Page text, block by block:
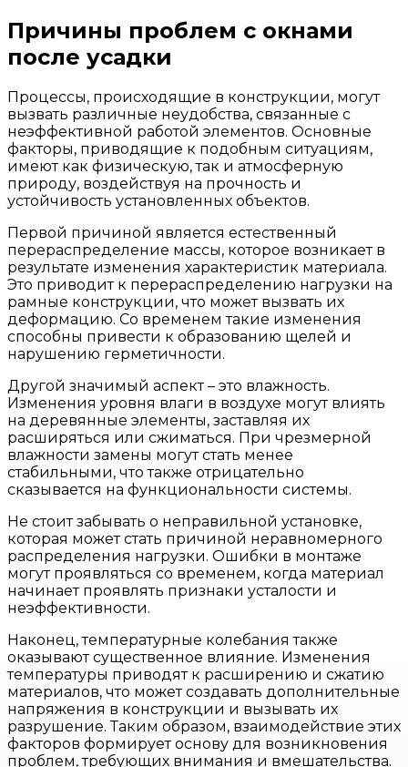
Причины проблем с окнами
после усадки
Процессы, происходящие в конструкции, могут
вызвать различные неудобства, связанные с
неэффективной работой элементов. Основные
факторы, приводящие к подобным ситуациям,
имеют как физическую, так и атмосферную
природу, воздействуя на прочность и
устойчивость установленных объектов.
Первой причиной является естественный
перераспределение массы, которое возникает в
результате изменения характеристик материала.
Это приводит к перераспределению нагрузки на
рамные конструкции, что может вызвать их
деформацию. Со временем такие изменения
способны привести к образованию щелей и
нарушению герметичности.
Другой значимый аспект – это влажность.
Изменения уровня влаги в воздухе могут влиять
на деревянные элементы, заставляя их
расширяться или сжиматься. При чрезмерной
влажности замены могут стать менее
стабильными, что также отрицательно
сказывается на функциональности системы.
Не стоит забывать о неправильной установке,
которая может стать причиной неравномерного
распределения нагрузки. Ошибки в монтаже
могут проявляться со временем, когда материал
начинает проявлять признаки усталости и
неэффективности.
Наконец, температурные колебания также
оказывают существенное влияние. Изменения
температуры приводят к расширению и сжатию
материалов, что может создавать дополнительные
напряжения в конструкции и вызывать их
разрушение. Таким образом, взаимодействие этих
факторов формирует основу для возникновения
проблем, требующих внимания и вмешательства.